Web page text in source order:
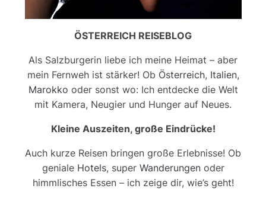
ÖSTERREICH REISEBLOG
Als Salzburgerin liebe ich meine Heimat – aber
mein Fernweh ist stärker! Ob Österreich, Italien,
Marokko oder sonst wo: Ich entdecke die Welt
mit Kamera, Neugier und Hunger auf Neues.
Kleine Auszeiten, große Eindrücke!
Auch kurze Reisen bringen große Erlebnisse! Ob
geniale Hotels, super Wanderungenoder
himmlisches Essen – ich zeige dir, wie’s geht!